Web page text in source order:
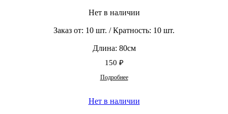
Нет в наличии
Заказ от: 10 шт. / Кратность: 10 шт.
Длина: 80см
150 ₽
Подробнее
Нет в наличии